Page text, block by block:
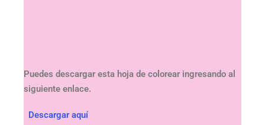
Puedes descargar esta hoja de colorear ingresando al
siguiente enlace.
Descargar aquí